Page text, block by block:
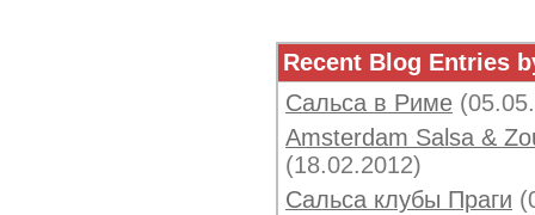
Recent Blog Entries
Сальса в Риме
Amsterdam Salsa &
(18.02.2012)
Сальса клубы Праги